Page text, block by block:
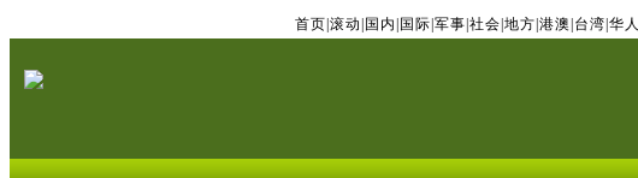
首页 滚动 国内 国际 军事 社会 地方 港澳 台湾 华人